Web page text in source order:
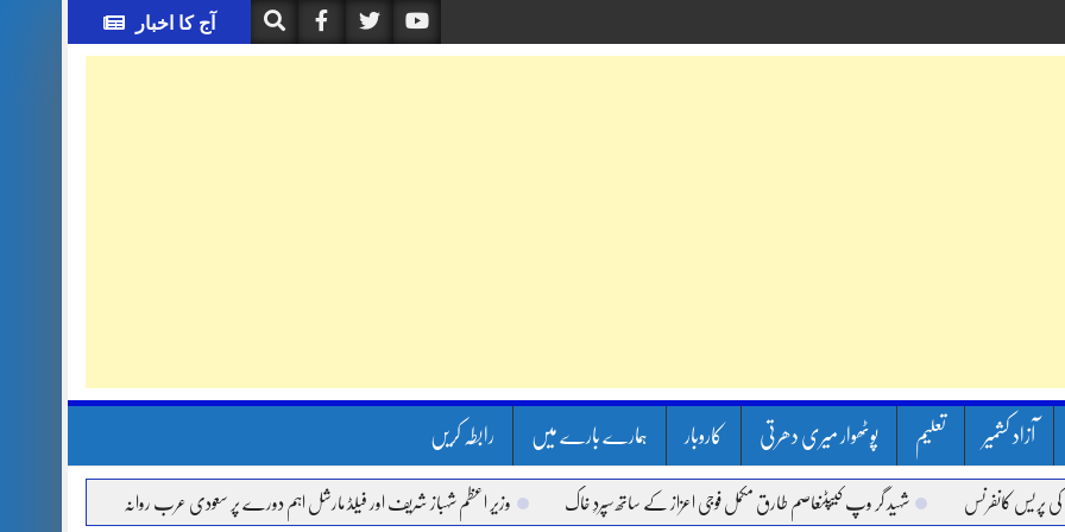
آج کا اخبار
آزاد کشمیر تعلیم پوٹھوار میری دھرتی کاروبار ہمارے بارے میں رابطہ کریں
کانفرنس شہید گر وپ کیپٹنعاصم طارق مکمل فوجی اعزاز کے ساتھ سپردِ خاک وزیر اعظم شہباز شریف اور فیلڈ مارشل اہم دورے پر سعودی عرب روانہ